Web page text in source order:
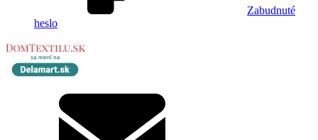
Zabudnuté
heslo